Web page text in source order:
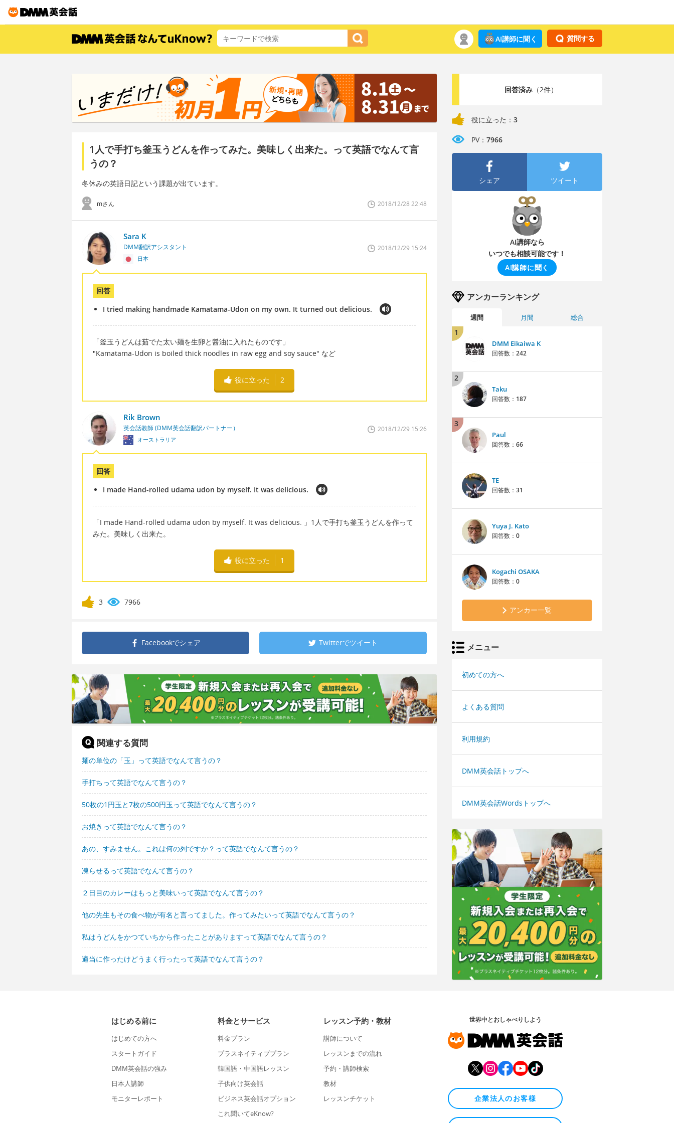
質問する
AI講師に聞く
1人で手打ち釜玉うどんを作ってみた。美味しく出来た。って英語でなんて言
うの？
冬休みの英語日記という課題が出ています。
mさん 2018/12/28 22:48
Sara K
DMM翻訳アシスタント
日本
2018/12/29 15:24
回答
I tried making handmade Kamatama-Udon on my own. It turned out delicious.
「釜玉うどんは茹でた太い麺を生卵と醤油に入れたものです」
"Kamatama-Udon is boiled thick noodles in raw egg and soy sauce" など
役に立った 2
Rik Brown
英会話教師 (DMM英会話翻訳パートナー）
オーストラリア
2018/12/29 15:26
回答
I made Hand-rolled udama udon by myself. It was delicious.
「I made Hand-rolled udama udon by myself. It was delicious. 」1人で手打ち釜玉うどんを作って
みた。美味しく出来た。
役に立った 1
3 7966
Facebookでシェア Twitterでツイート
関連する質問
麺の単位の「玉」って英語でなんて言うの？
手打ちって英語でなんて言うの？
50枚の1円玉と7枚の500円玉って英語でなんて言うの？
お焼きって英語でなんて言うの？
あの、すみません。これは何の列ですか？って英語でなんて言うの？
凍らせるって英語でなんて言うの？
２日目のカレーはもっと美味いって英語でなんて言うの？
他の先生もその食べ物が有名と言ってました。作ってみたいって英語でなんて言うの？
私はうどんをかつていちから作ったことがありますって英語でなんて言うの？
適当に作ったけどうまく行ったって英語でなんて言うの？
回答済み（2件）
役に立った： 3
PV： 7966
シェア ツイート
AI講師なら
いつでも相談可能です！
AI講師に聞く
アンカーランキング
週間 月間 総合
1
DMM Eikaiwa K
回答数： 242
2
Taku
回答数： 187
3
Paul
回答数： 66
TE
回答数： 31
Yuya J. Kato
回答数： 0
Kogachi OSAKA
回答数： 0
アンカー一覧
メニュー
初めての方へ
よくある質問
利用規約
DMM英会話トップへ
DMM英会話Wordsトップへ
はじめる前に
はじめての方へ
スタートガイド
DMM英会話の強み
日本人講師
モニターレポート
料金とサービス
料金プラン
プラスネイティブプラン
韓国語・中国語レッスン
子供向け英会話
ビジネス英会話オプション
これ聞いてeKnow?
レッスン予約・教材
講師について
レッスンまでの流れ
予約・講師検索
教材
レッスンチケット
世界中とおしゃべりしよう
企業法人のお客様